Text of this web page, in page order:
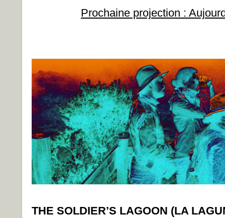
Prochaine projection :
THE SOLDIER’S LAGOON (LA